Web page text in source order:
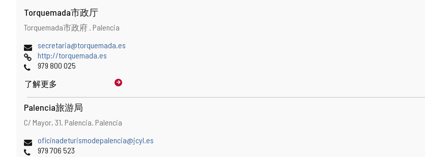
Torquemada市政厅
地
和
地
图
位
邮
地
址
Torquemada市政府 . Palencia
电
子
邮
地
址
secretaria@torquemada.es
网
页
http://torquemada.es
电
979 800 025
了解更多
Palencia旅游局
地
和
地
邮
地
址
C/ Mayor, 31. Palencia. Palencia
电
子
oficinadeturismodepalencia@jcyl.es
电
979 706 523